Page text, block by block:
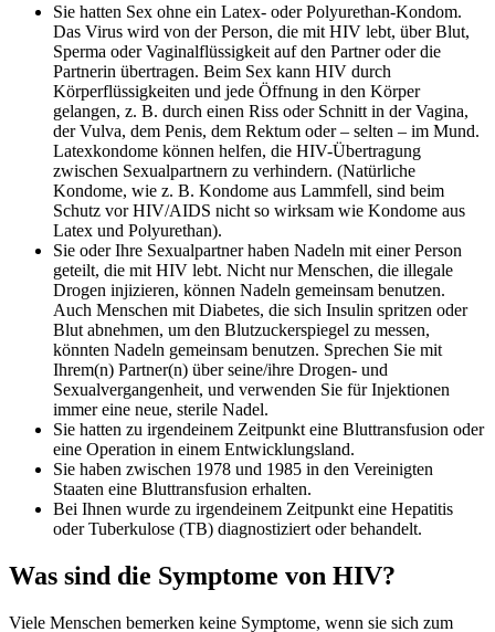
Sie hatten Sex ohne ein Latex- oder Polyurethan-Kondom.
Das Virus wird von der Person, die mit HIV lebt, über Blut,
Sperma oder Vaginalflüssigkeit auf den Partner oder die
Partnerin übertragen. Beim Sex kann HIV durch
Körperflüssigkeiten und jede Öffnung in den Körper
gelangen, z. B. durch einen Riss oder Schnitt in der Vagina,
der Vulva, dem Penis, dem Rektum oder – selten – im Mund.
Latexkondome können helfen, die HIV-Übertragung
zwischen Sexualpartnern zu verhindern. (Natürliche
Kondome, wie z. B. Kondome aus Lammfell, sind beim
Schutz vor HIV/AIDS nicht so wirksam wie Kondome aus
Latex und Polyurethan).
Sie oder Ihre Sexualpartner haben Nadeln mit einer Person
geteilt, die mit HIV lebt. Nicht nur Menschen, die illegale
Drogen injizieren, können Nadeln gemeinsam benutzen.
Auch Menschen mit Diabetes, die sich Insulin spritzen oder
Blut abnehmen, um den Blutzuckerspiegel zu messen,
könnten Nadeln gemeinsam benutzen. Sprechen Sie mit
Ihrem(n) Partner(n) über seine/ihre Drogen- und
Sexualvergangenheit, und verwenden Sie für Injektionen
immer eine neue, sterile Nadel.
Sie hatten zu irgendeinem Zeitpunkt eine Bluttransfusion oder
eine Operation in einem Entwicklungsland.
Sie haben zwischen 1978 und 1985 in den Vereinigten
Staaten eine Bluttransfusion erhalten.
Bei Ihnen wurde zu irgendeinem Zeitpunkt eine Hepatitis
oder Tuberkulose (TB) diagnostiziert oder behandelt.
Was sind die Symptome von HIV?
Viele Menschen bemerken keine Symptome, wenn sie sich zum